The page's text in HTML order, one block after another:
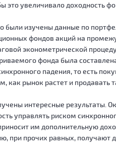
это увеличивало доходность
были изучены данные по
фондов акций на
эконометрической
фонда была
падения, то есть
как рынок растет и продавать
интересные результаты.
управлять риском
им дополнительную
при прочих равных, получают